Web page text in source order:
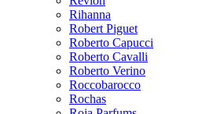
Rihanna
Robert Piguet
Roberto Capucci
Roberto Cavalli
Roberto Verino
Roccobarocco
Rochas